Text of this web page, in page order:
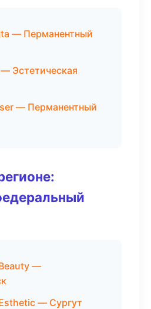
— Перманентный
Эстетическая
— Перманентный
—
— Сургут